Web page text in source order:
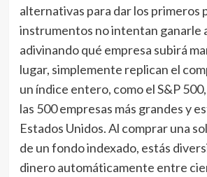
alternativas para dar los primeros
instrumentos no intentan ganarle
adivinando qué empresa subirá
lugar, simplemente replican el
un índice entero, como el S&P
las 500 empresas más grandes y
Estados Unidos. Al comprar una
de un fondo indexado, estás
dinero automáticamente entre